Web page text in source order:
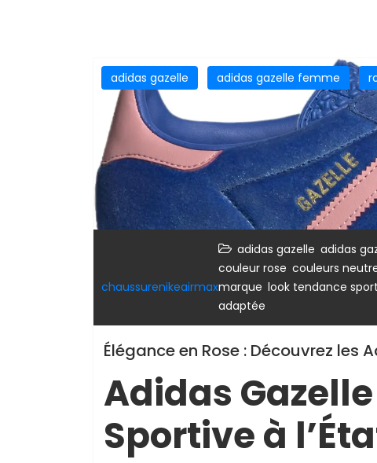
adidas gazelle adidas gazelle femme
chaussurenikeairmax
adidas gazelle adidas
couleur rose couleurs
marque look tendance
adaptée
Élégance en Rose : Découvrez les
Adidas Gazelle
Sportive à